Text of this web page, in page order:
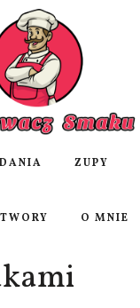
ZUPY
O MNIE